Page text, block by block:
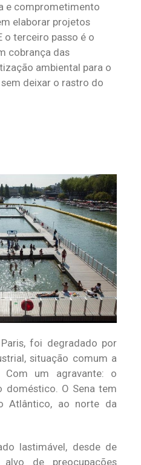
e comprometimento
elaborar projetos
o terceiro passo é o
cobrança das
ambiental para o
deixar o rastro do
foi degradado por
situação comum a
Com um agravante: o
doméstico. O Sena tem
Atlântico, ao norte da
lastimável, desde de
de preocupações